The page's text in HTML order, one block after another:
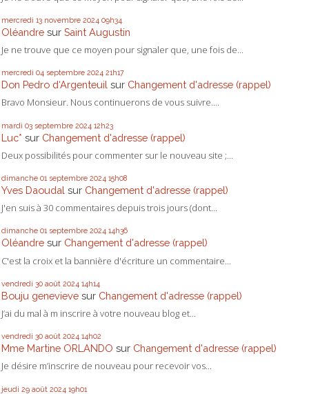
mercredi 13 novembre 2024 09h34
Oléandre sur Saint Augustin
Je ne trouve que ce moyen pour signaler que, une fois de...
mercredi 04 septembre 2024 21h17
Don Pedro d‘Argenteuil sur Changement d'adresse (rappel)
Bravo Monsieur. Nous continuerons de vous suivre....
mardi 03 septembre 2024 12h23
Luc* sur Changement d'adresse (rappel)
Deux possibilités pour commenter sur le nouveau site ;...
dimanche 01 septembre 2024 15h08
Yves Daoudal sur Changement d'adresse (rappel)
J'en suis à 30 commentaires depuis trois jours (dont...
dimanche 01 septembre 2024 14h36
Oléandre sur Changement d'adresse (rappel)
C'est la croix et la bannière d'écriture un commentaire...
vendredi 30 août 2024 14h14
Bouju genevieve sur Changement d'adresse (rappel)
J’ai du mal à m inscrire à votre nouveau blog et...
vendredi 30 août 2024 14h02
Mme Martine ORLANDO sur Changement d'adresse (rappel)
Je désire m’inscrire de nouveau pour recevoir vos...
jeudi 29 août 2024 19h01